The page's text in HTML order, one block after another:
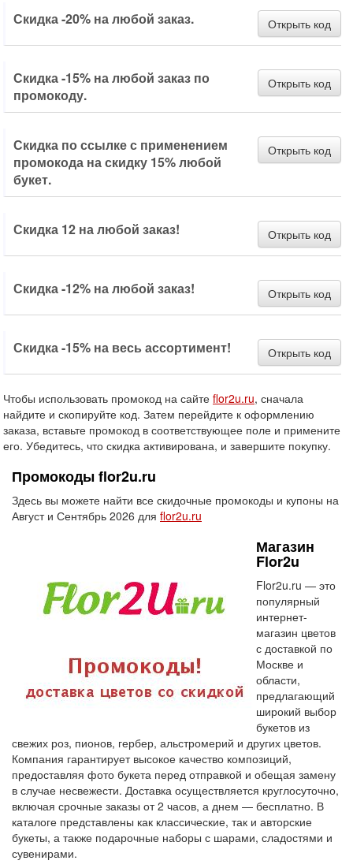
Скидка -20% на любой заказ. Открыть код
Скидка -15% на любой заказ по
промокоду.
Открыть код
Скидка по ссылке с применением
промокода на скидку 15% любой
букет.
Открыть код
Скидка 12 на любой заказ! Открыть код
Скидка -12% на любой заказ! Открыть код
Скидка -15% на весь ассортимент! Открыть код
Чтобы использовать промокод на сайте flor2u.ru, сначала
найдите и скопируйте код. Затем перейдите к оформлению
заказа, вставьте промокод в соответствующее поле и примените
его. Убедитесь, что скидка активирована, и завершите покупку.
Промокоды flor2u.ru
Здесь вы можете найти все скидочные промокоды и купоны на
Август и Сентябрь 2026 для flor2u.ru
Магазин
Flor2u
Flor2u.ru — это
популярный
интернет-
магазин цветов
с доставкой по
Москве и
области,
предлагающий
широкий выбор
букетов из
свежих роз, пионов, гербер, альстромерий и других цветов.
Компания гарантирует высокое качество композиций,
предоставляя фото букета перед отправкой и обещая замену
в случае несвежести. Доставка осуществляется круглосуточно,
включая срочные заказы от 2 часов, а днем — бесплатно. В
каталоге представлены как классические, так и авторские
букеты, а также подарочные наборы с шарами, сладостями и
сувенирами.